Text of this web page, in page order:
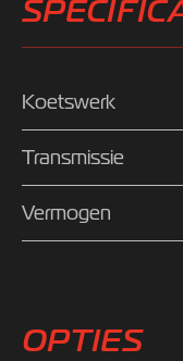
Koetswerk
Transmissie
Vermogen
OPTIES